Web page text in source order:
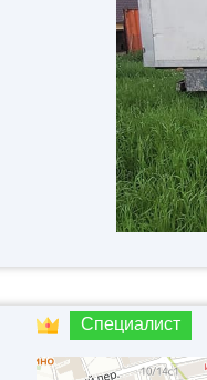
Специалист